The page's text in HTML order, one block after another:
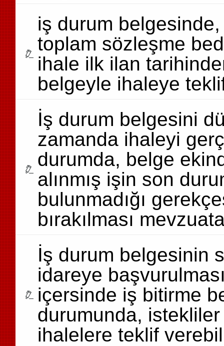
iş durum
toplam sözleşme
ihale ilk ilan
belgeyle ihaleye
İş durum belgesini
zamanda ihaleyi
durumda, belge
alınmış işin son
bulunmadığı
bırakılması
İş durum belgesinin
idareye
içersinde iş bitirme
durumunda,
ihalelere teklif